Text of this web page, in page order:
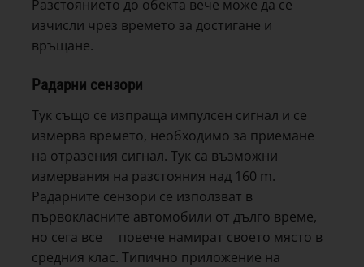
Разстоянието до обекта вече може да се
изчисли чрез времето за достигане и
връщане.
Радарни сензори
Тук също се изпраща импулсен сигнал и се
измерва времето, необходимо за приемане
на отразения сигнал. Тук са възможни
измервания на разстояния над 160 m.
Радарните сензори се използват в
първокласните автомобили от дълго време,
но сега все повече намират своето място в
средния клас. Типично приложение на